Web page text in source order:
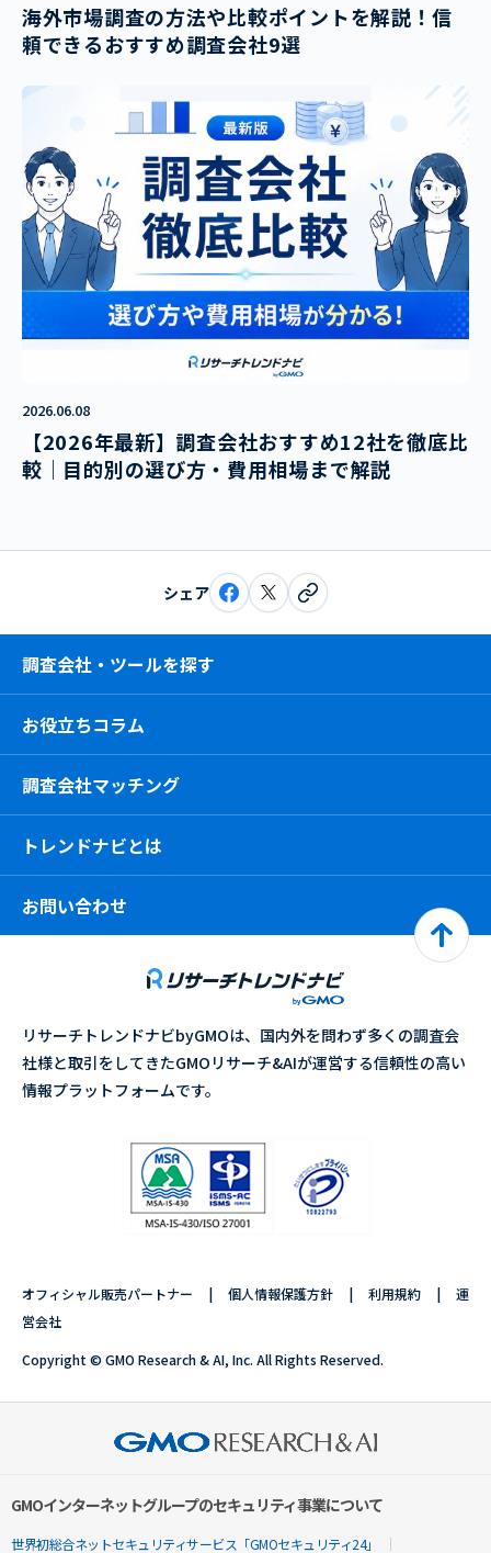
海外市場調査の方法や比較ポイントを解説！信
頼できるおすすめ調査会社9選
2026.06.08
【2026年最新】調査会社おすすめ12社を徹底比
較｜目的別の選び方・費用相場まで解説
シェア
調査会社・ツールを探す
お役立ちコラム
調査会社マッチング
トレンドナビとは
お問い合わせ
リサーチトレンドナビbyGMOは、国内外を問わず多くの調査会
社様と取引をしてきたGMOリサーチ&AIが運営する信頼性の高い
情報プラットフォームです。
オフィシャル販売パートナー 個人情報保護方針 利用規約
運
営会社
Copyright © GMO Research & AI, Inc. All Rights Reserved.
GMOインターネットグループのセキュリティ事業について
世界初総合ネットセキュリティサービス「GMOセキュリティ24」